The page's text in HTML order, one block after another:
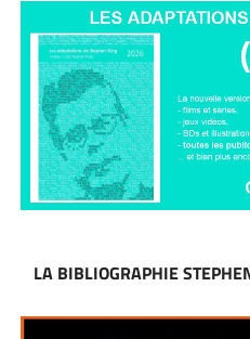
LA BIBLIOGRAPHIE